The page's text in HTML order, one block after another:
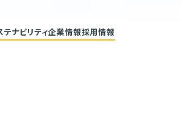
テナビリティ企業情報採用情報